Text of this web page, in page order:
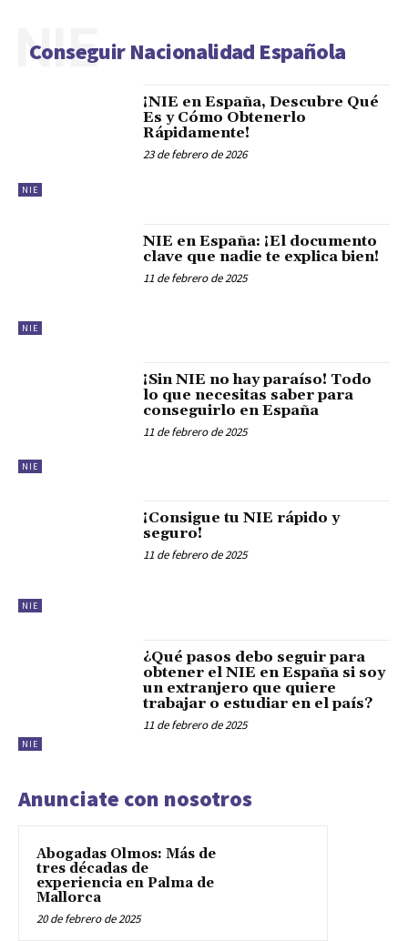
Conseguir Nacionalidad Española
NIE
NIE
¡NIE en España, Descubre Qué
Es y Cómo Obtenerlo
Rápidamente!
23 de febrero de 2026
NIE
NIE en España: ¡El documento
clave que nadie te explica bien!
11 de febrero de 2025
NIE
¡Sin NIE no hay paraíso! Todo
lo que necesitas saber para
conseguirlo en España
11 de febrero de 2025
NIE
¡Consigue tu NIE rápido y
seguro!
11 de febrero de 2025
NIE
¿Qué pasos debo seguir para
obtener el NIE en España si soy
un extranjero que quiere
trabajar o estudiar en el país?
11 de febrero de 2025
Anunciate con nosotros
Abogadas Olmos: Más de
tres décadas de
experiencia en Palma de
Mallorca
20 de febrero de 2025